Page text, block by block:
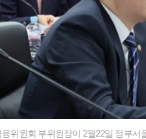
위원회 부위원장이 2월22일 정부서